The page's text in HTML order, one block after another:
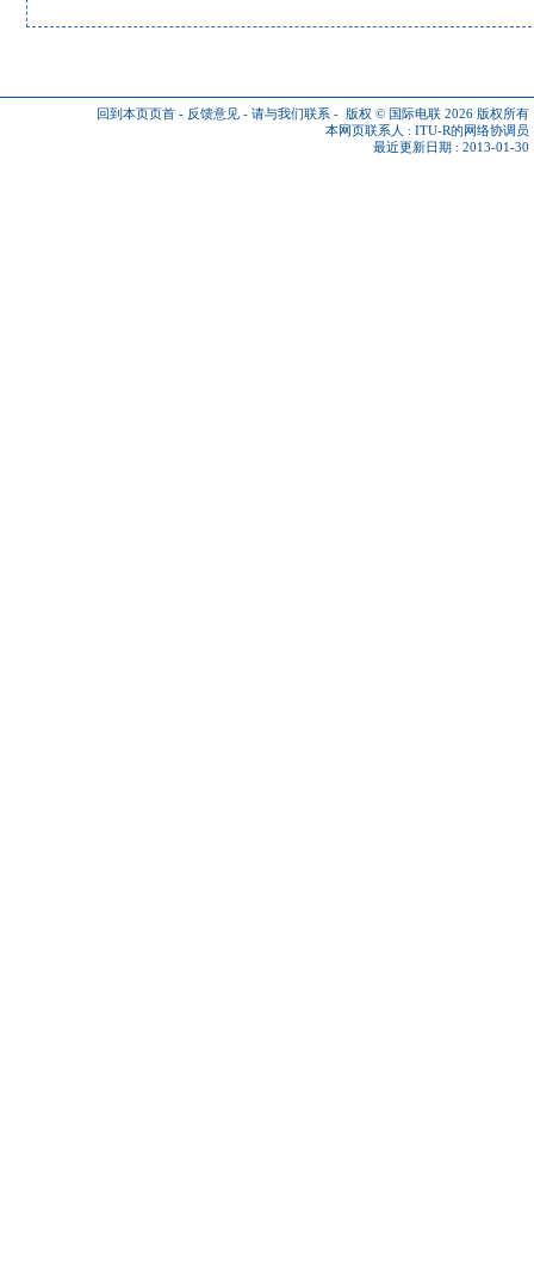
回到本页页首 - 反馈意见 - 请与我们联系 - 版权 © 国际电联 2026 版权所有
本网页联系人 : ITU-R的网络协调员
最近更新日期 : 2013-01-30